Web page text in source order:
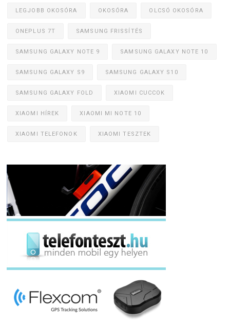
LEGJOBB OKOSÓRA OKOSÓRA OLCSÓ OKOSÓRA
ONEPLUS 7T SAMSUNG FRISSÍTÉS
SAMSUNG GALAXY NOTE 9 SAMSUNG GALAXY NOTE 10
SAMSUNG GALAXY S9 SAMSUNG GALAXY S10
SAMSUNG GALAXY FOLD XIAOMI CUCCOK
XIAOMI HÍREK XIAOMI MI NOTE 10
XIAOMI TELEFONOK XIAOMI TESZTEK